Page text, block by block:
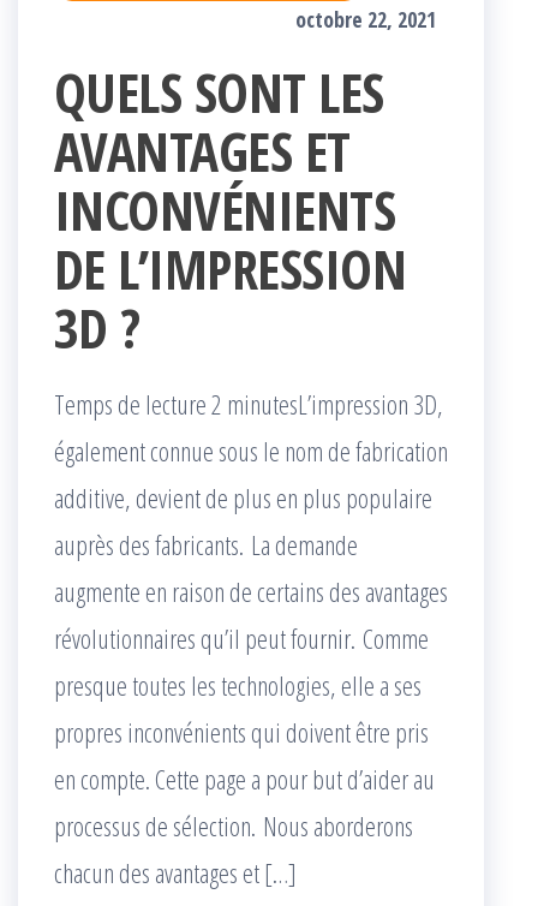
octobre 22, 2021
QUELS SONT LES
AVANTAGES ET
INCONVÉNIENTS
DE L’IMPRESSION
3D ?
Temps de lecture 2 minutesL’impression 3D,
également connue sous le nom de fabrication
additive, devient de plus en plus populaire
auprès des fabricants. La demande
augmente en raison de certains des avantages
révolutionnaires qu’il peut fournir. Comme
presque toutes les technologies, elle a ses
propres inconvénients qui doivent être pris
en compte. Cette page a pour but d’aider au
processus de sélection. Nous aborderons
chacun des avantages et […]